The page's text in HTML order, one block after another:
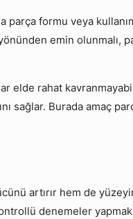
parça formu veya
emin
elde rahat
sağlar. Burada amaç
artırır hem de
denemeler